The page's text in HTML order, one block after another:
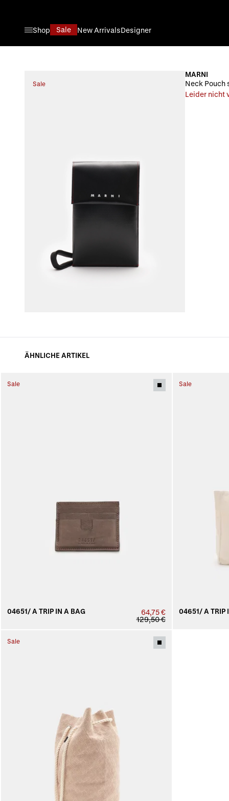
Shop
Sale New ArrivalsDesigner
Sale
MARNI
Neck Pouch
Leider nicht
ÄHNLICHE ARTIKEL
Sale
04651/ A TRIP IN A BAG
64,75 €
129,50 €
Sale
04651/ A TRIP
Sale